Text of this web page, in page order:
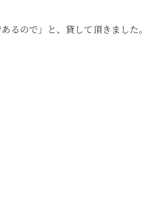
るので」と、貸して頂きました。